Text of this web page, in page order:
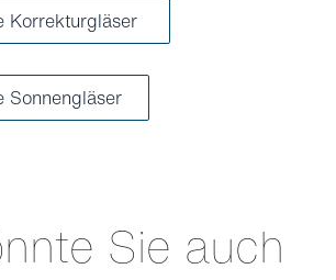
Korrekturgläser
Sonnengläser
Sie auch